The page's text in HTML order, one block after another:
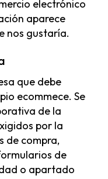
electrónico
aparece
nos gustaría.
que debe
ecommece. Se
de la
por la
de compra,
de
o apartado